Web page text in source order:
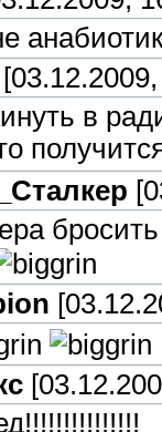
анабиотик
в